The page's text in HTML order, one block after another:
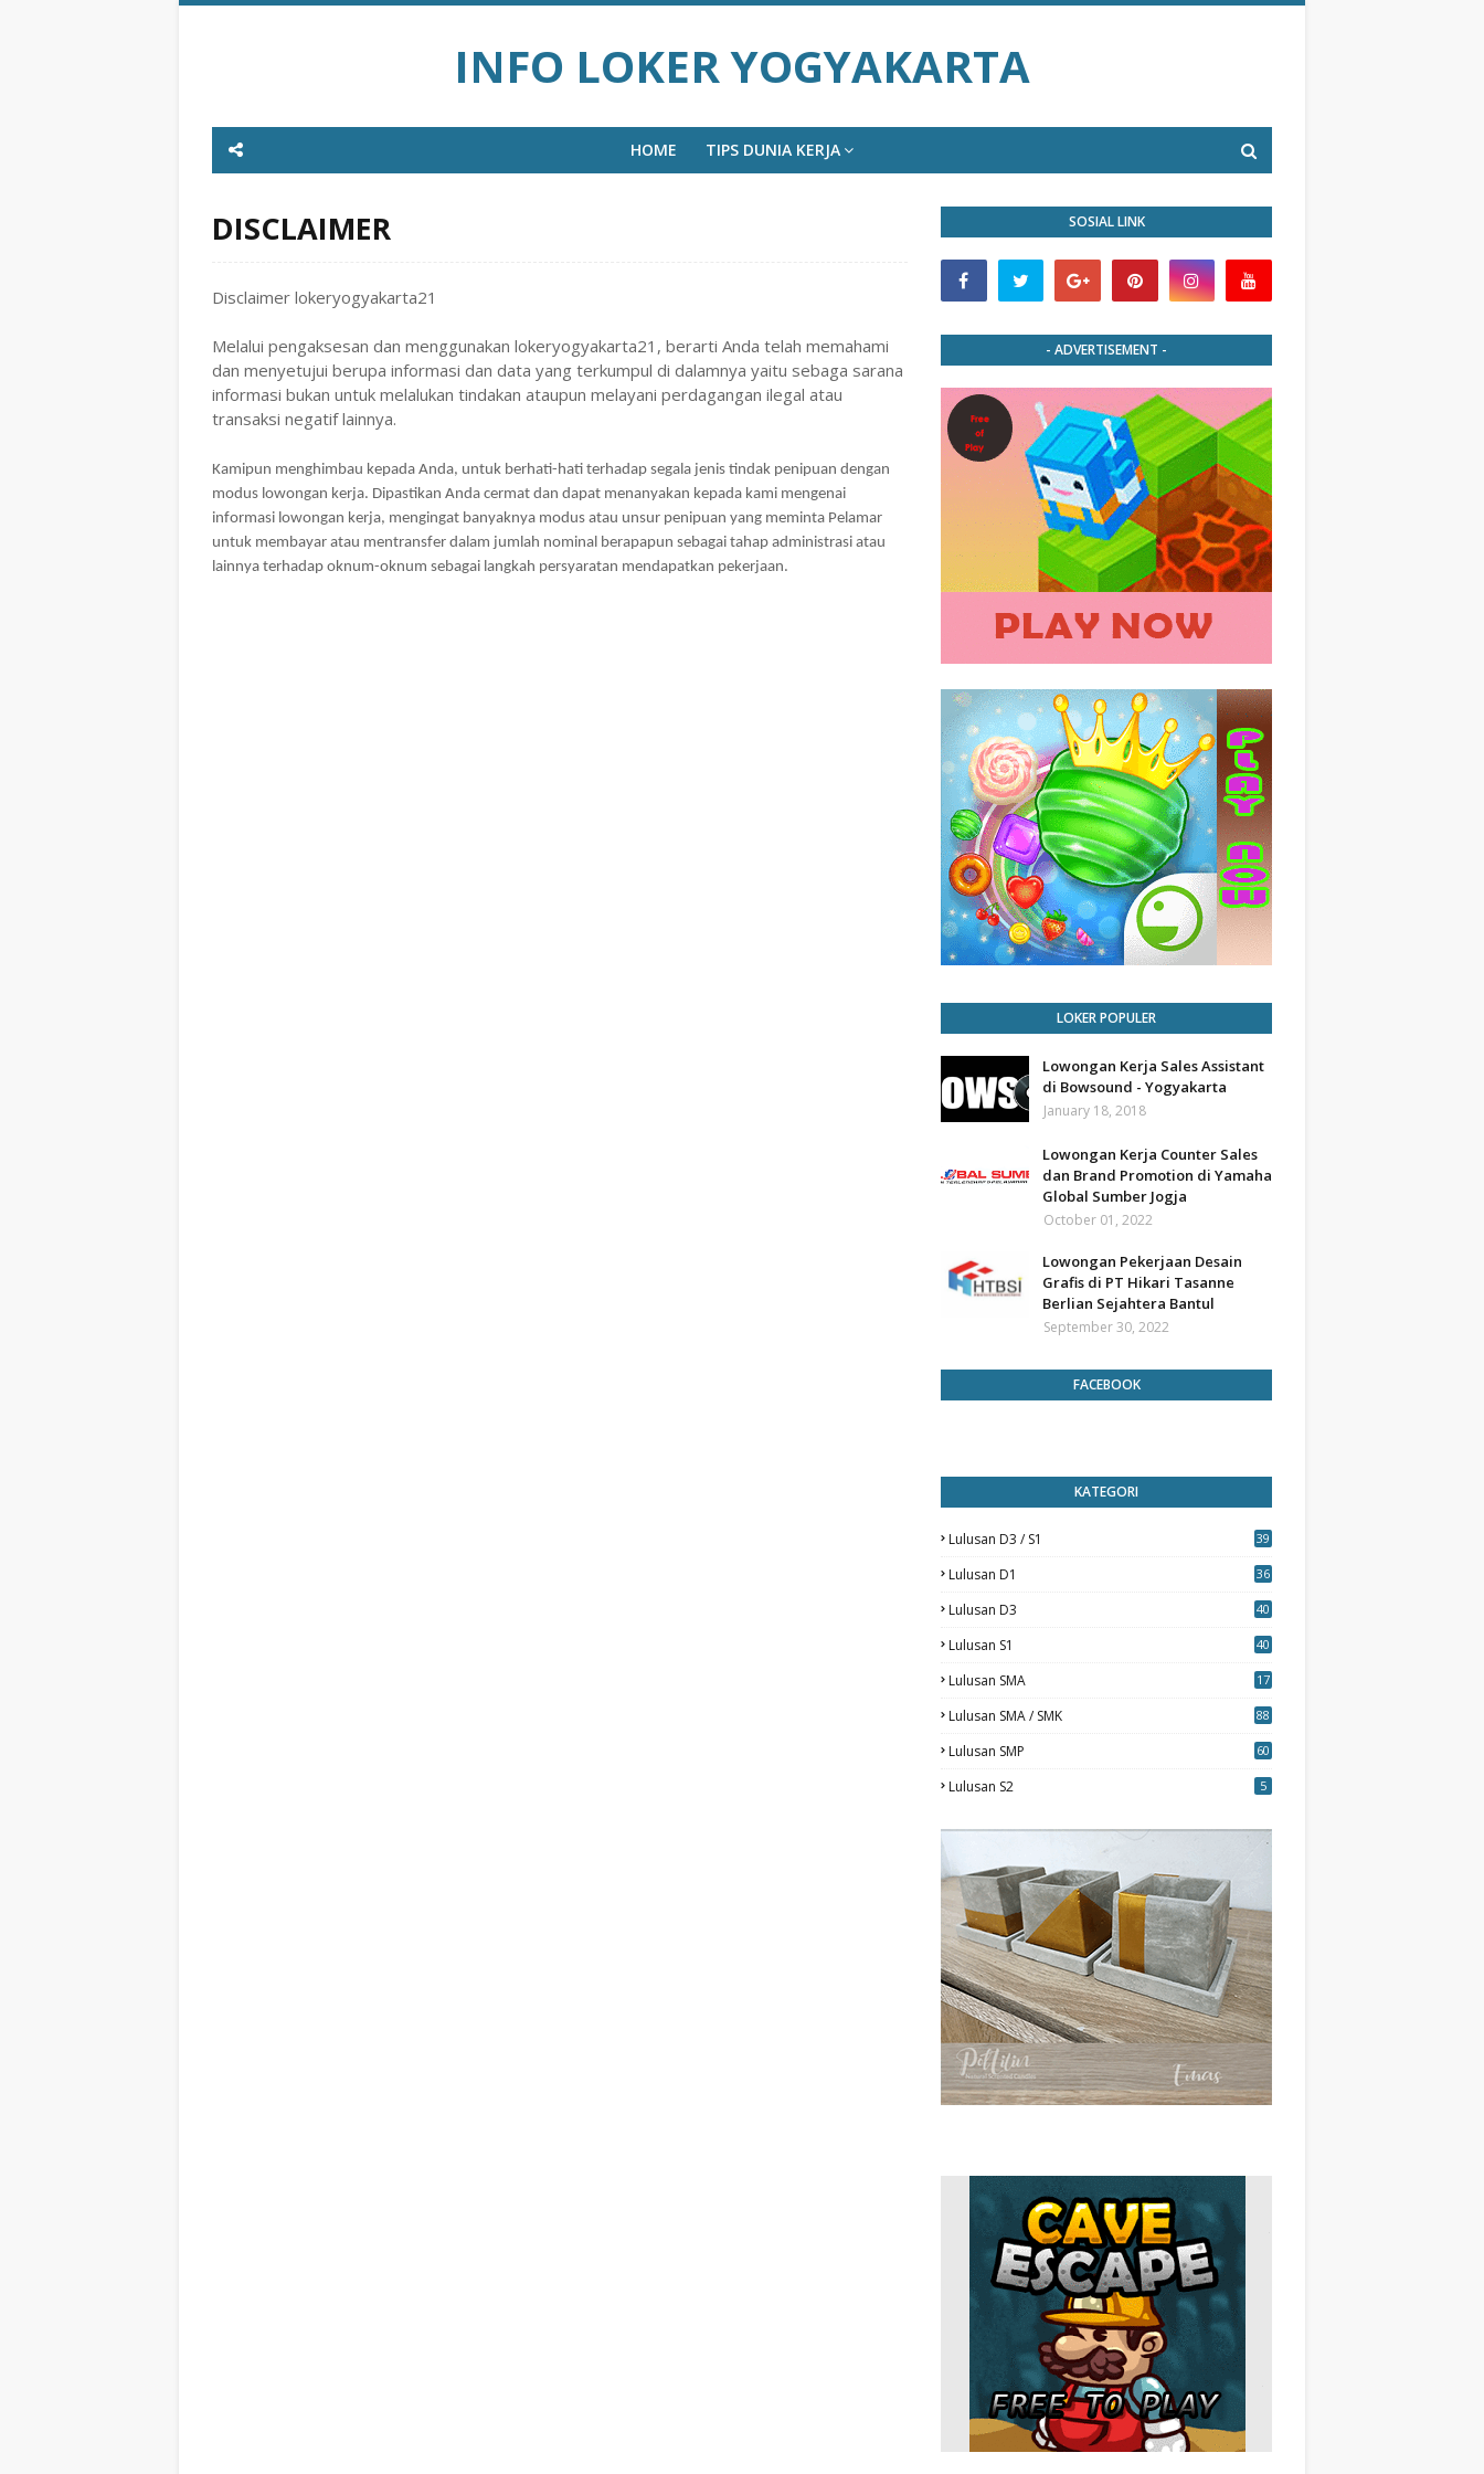
INFO LOKER YOGYAKARTA
HOME TIPS DUNIA KERJA
DISCLAIMER
Disclaimer lokeryogyakarta21
Melalui pengaksesan dan menggunakan lokeryogyakarta21, berarti Anda telah memahami
dan menyetujui berupa informasi dan data yang terkumpul di dalamnya yaitu sebaga sarana
informasi bukan untuk melalukan tindakan ataupun melayani perdagangan ilegal atau
transaksi negatif lainnya.
Kamipun menghimbau kepada Anda, untuk berhati-hati terhadap segala jenis tindak penipuan dengan
modus lowongan kerja. Dipastikan Anda cermat dan dapat menanyakan kepada kami mengenai
informasi lowongan kerja, mengingat banyaknya modus atau unsur penipuan yang meminta Pelamar
untuk membayar atau mentransfer dalam jumlah nominal berapapun sebagai tahap administrasi atau
lainnya terhadap oknum-oknum sebagai langkah persyaratan mendapatkan pekerjaan.
SOSIAL LINK
- ADVERTISEMENT -
LOKER POPULER
Lowongan Kerja Sales Assistant
di Bowsound - Yogyakarta
January 18, 2018
Lowongan Kerja Counter Sales
dan Brand Promotion di Yamaha
Global Sumber Jogja
October 01, 2022
Lowongan Pekerjaan Desain
Grafis di PT Hikari Tasanne
Berlian Sejahtera Bantul
September 30, 2022
FACEBOOK
KATEGORI
Lulusan D3 / S1
39
Lulusan D1 36
Lulusan D3
40
Lulusan S1
40
Lulusan SMA 17
Lulusan SMA / SMK
88
Lulusan SMP 60
Lulusan S2 5